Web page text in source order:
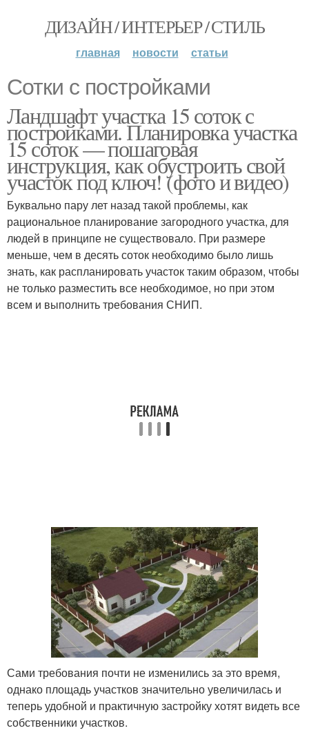
ДИЗАЙН / ИНТЕРЬЕР / СТИЛЬ
главная новости статьи
Сотки с постройками
Ландшафт участка 15 соток с
постройками. Планировка участка
15 соток — пошаговая
инструкция, как обустроить свой
участок под ключ! (фото и видео)
Буквально пару лет назад такой проблемы, как
рациональное планирование загородного участка, для
людей в принципе не существовало. При размере
меньше, чем в десять соток необходимо было лишь
знать, как распланировать участок таким образом, чтобы
не только разместить все необходимое, но при этом
всем и выполнить требования СНИП.
Сами требования почти не изменились за это время,
однако площадь участков значительно увеличилась и
теперь удобной и практичную застройку хотят видеть все
собственники участков.